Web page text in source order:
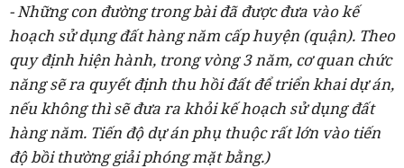
- Những con đường trong bài đã được đưa vào kế
hoạch sử dụng đất hàng năm cấp huyện (quận). Theo
quy định hiện hành, trong vòng 3 năm, cơ quan chức
năng sẽ ra quyết định thu hồi đất để triển khai dự án,
nếu không thì sẽ đưa ra khỏi kế hoạch sử dụng đất
hàng năm. Tiến độ dự án phụ thuộc rất lớn vào tiến
độ bồi thường giải phóng mặt bằng.)